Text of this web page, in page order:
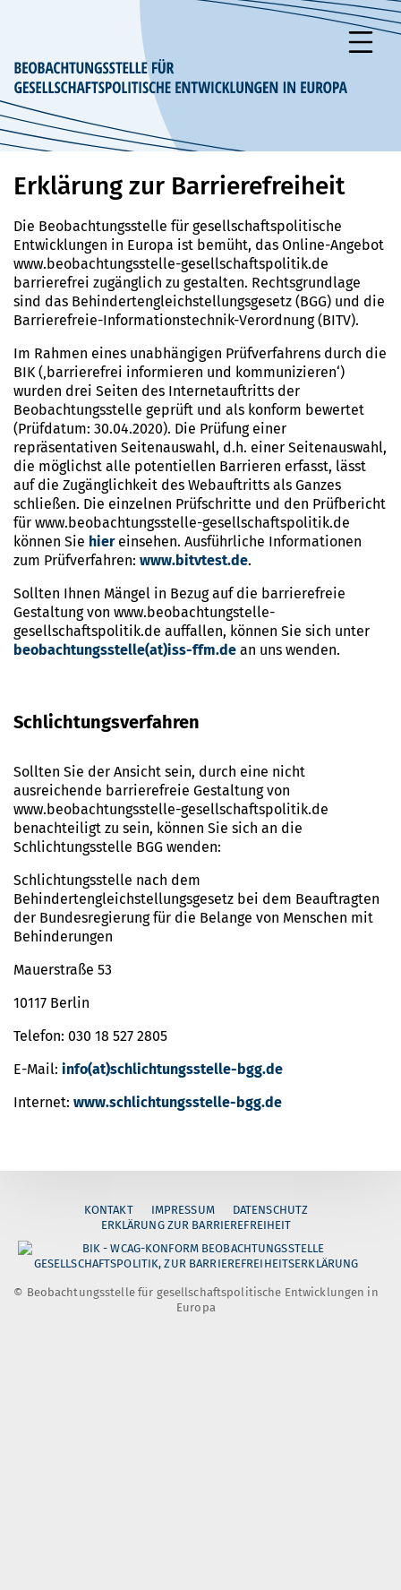
Erklärung zur Barrierefreiheit
Die Beobachtungsstelle für gesellschaftspolitische
Entwicklungen in Europa ist bemüht, das Online-Angebot
www.beobachtungsstelle-gesellschaftspolitik.de
barrierefrei zugänglich zu gestalten. Rechtsgrundlage
sind das Behindertengleichstellungsgesetz (BGG) und die
Barrierefreie-Informationstechnik-Verordnung (BITV).
Im Rahmen eines unabhängigen Prüfverfahrens durch die
BIK (‚barrierefrei informieren und kommunizieren‘)
wurden drei Seiten des Internetauftritts der
Beobachtungsstelle geprüft und als konform bewertet
(Prüfdatum: 30.04.2020). Die Prüfung einer
repräsentativen Seitenauswahl, d.h. einer Seitenauswahl,
die möglichst alle potentiellen Barrieren erfasst, lässt
auf die Zugänglichkeit des Webauftritts als Ganzes
schließen. Die einzelnen Prüfschritte und den Prüfbericht
für www.beobachtungsstelle-gesellschaftspolitik.de
können Sie hiereinsehen. Ausführliche Informationen
zum Prüfverfahren: www.bitvtest.de.
Sollten Ihnen Mängel in Bezug auf die barrierefreie
Gestaltung von www.beobachtungstelle-
gesellschaftspolitik.de auffallen, können Sie sich unter
beobachtungsstelle(at)iss-ffm.de an uns wenden.
Schlichtungsverfahren
Sollten Sie der Ansicht sein, durch eine nicht
ausreichende barrierefreie Gestaltung von
www.beobachtungsstelle-gesellschaftspolitik.de
benachteiligt zu sein, können Sie sich an die
Schlichtungsstelle BGG wenden:
Schlichtungsstelle nach dem
Behindertengleichstellungsgesetz bei dem Beauftragten
der Bundesregierung für die Belange von Menschen mit
Behinderungen
Mauerstraße 53
10117 Berlin
Telefon: 030 18 527 2805
E-Mail: info(at)schlichtungsstelle-bgg.de
Internet: www.schlichtungsstelle-bgg.de
KONTAKT IMPRESSUM
DATENSCHUTZ
ERKLÄRUNG ZUR BARRIEREFREIHEIT
© Beobachtungsstelle für gesellschaftspolitische Entwicklungen in
Europa